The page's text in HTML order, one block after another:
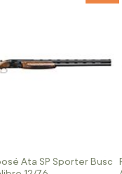
Ata SP Sporter Busc